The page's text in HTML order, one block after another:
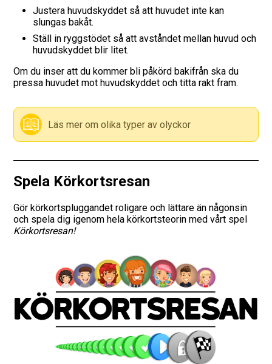
Checklista för ditt körkort
Vägmärken
Hitta trafikskola
Presentkort
Language
Justera huvudskyddet så att huvudet inte kan
slungas bakåt.
Ställ in ryggstödet så att avståndet mellan huvud och
huvudskyddet blir litet.
Om du inser att du kommer bli påkörd bakifrån ska du
pressa huvudet mot huvudskyddet och titta rakt fram.
Läs mer om olika typer av olyckor
Spela Körkortsresan
Gör körkortspluggandet roligare och lättare än någonsin
och spela dig igenom hela körkortsteorin med vårt spel
Körkortsresan!